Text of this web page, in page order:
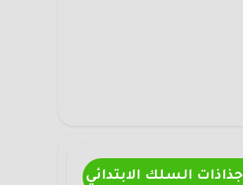
جذاذات السلك الابتدائي